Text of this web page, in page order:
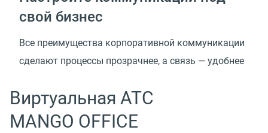
свой бизнес
Все преимущества корпоративной коммуникации
сделают процессы прозрачнее, а связь — удобнее
Виртуальная АТС
MANGO OFFICE